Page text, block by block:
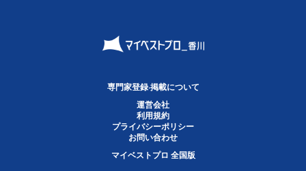
専門家登録·掲載について
運営会社
利用規約
プライバシーポリシー
お問い合わせ
マイベストプロ 全国版